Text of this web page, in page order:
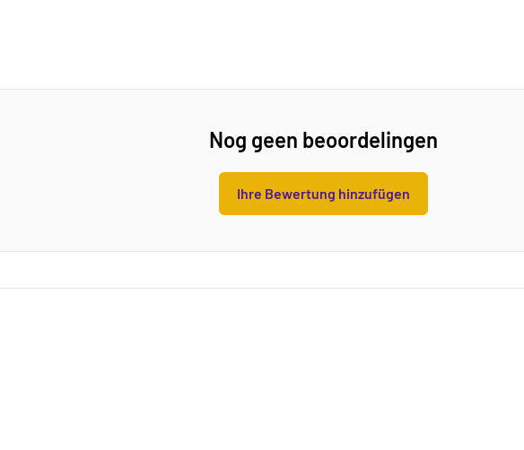
Nog geen beoordelingen
Ihre Bewertung hinzufügen